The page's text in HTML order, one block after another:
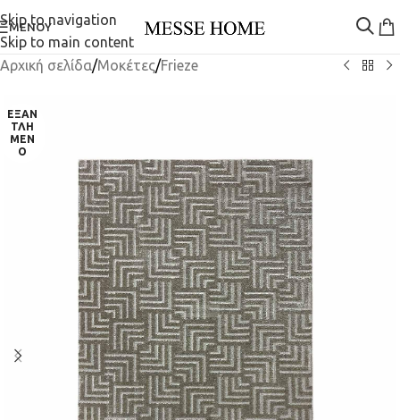
Skip to navigation
Skip to main content
ΜΕΝΟΎ
Αρχική σελίδα/Μοκέτες/Frieze
ΕΞΑΝ
ΤΛΗ
ΜΈΝ
Ο